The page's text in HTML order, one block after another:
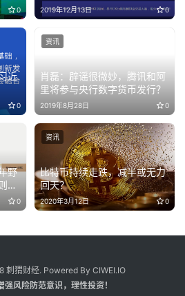
0 2019年12月13日 0
近
0
肖磊：辟谣很微妙，腾讯和阿
里将参与央行数字货币发行？
2019年8月28日 0
资讯
野
是
0
比特币持续走跌，减半或无力
回天？
2020年3月12日 0
资讯
猬财经. Powered By CIWEI.IO
强风险防范意识，理性投资！